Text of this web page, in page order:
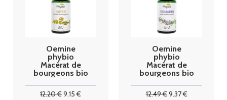
Oemine
phybio
Macérat de
bourgeons bio
12.20€9.15 €
Oemine
phybio
Macérat de
bourgeons bio
12.49€9.37€